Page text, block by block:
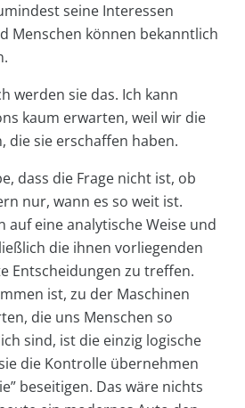
seine Interessen
Menschen können bekanntlich
werden sie das. Ich kann
kaum erwarten, weil wir die
die sie erschaffen haben.
dass die Frage nicht ist, ob
nur, wann es so weit ist.
auf eine analytische Weise und
die ihnen vorliegenden
Entscheidungen zu treffen.
ist, zu der Maschinen
die uns Menschen so
sind, ist die einzig logische
die Kontrolle übernehmen
beseitigen. Das wäre nichts